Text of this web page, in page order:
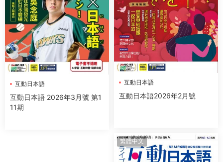
互動日本語
互動日本語 2026年3月號 第1
11期
互動日本語
互動日本語2026年2月號
繁體中文